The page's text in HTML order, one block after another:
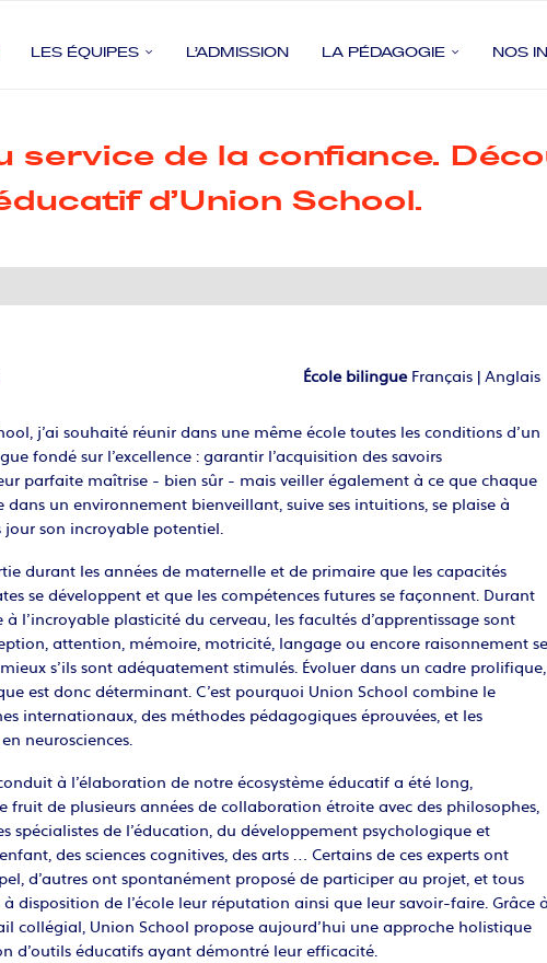
LES ÉQUIPES L’ADMISSION LA PÉDAGOGIE NOS
service de la confiance.
d’Union School.
École bilingueFrançais | Anglais
j’ai souhaité réunir dans une même école toutes les conditions d’un
fondé sur l’excellence : garantir l’acquisition des savoirs
parfaite maîtrise - bien sûr - mais veiller également à ce que chaque
dans un environnement bienveillant, suive ses intuitions, se plaise à
jour son incroyable potentiel.
durant les années de maternelle et de primaire que les capacités
se développent et que les compétences futures se façonnent. Durant
à l’incroyable plasticité du cerveau, les facultés d’apprentissage sont
attention, mémoire, motricité, langage ou encore raisonnement se
s’ils sont adéquatement stimulés. Évoluer dans un cadre prolifique,
est donc déterminant. C’est pourquoi Union School combine le
internationaux, des méthodes pédagogiques éprouvées, et les
neurosciences.
à l’élaboration de notre écosystème éducatif a été long,
fruit de plusieurs années de collaboration étroite avec des philosophes,
spécialistes de l’éducation, du développement psychologique et
des sciences cognitives, des arts … Certains de ces experts ont
d’autres ont spontanément proposé de participer au projet, et tous
disposition de l’école leur réputation ainsi que leur savoir-faire. Grâce à
collégial, Union School propose aujourd’hui une approche holistique
d’outils éducatifs ayant démontré leur efficacité.